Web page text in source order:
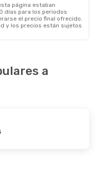
página estaban
días para los periodos
el precio final ofrecido.
y los precios están sujetos
a